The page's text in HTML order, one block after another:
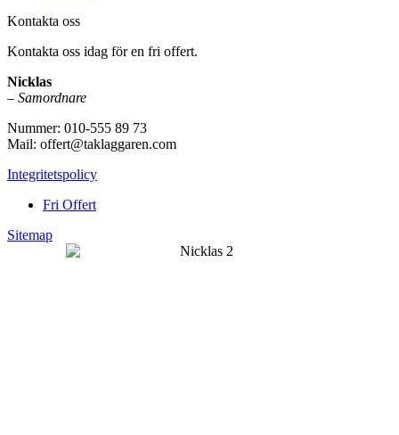
Kontakta oss
Kontakta oss idag för en fri offert.
Nicklas
– Samordnare
Nummer: 010-555 89 73
Mail: offert@taklaggaren.com
Integritetspolicy
Fri Offert
Sitemap